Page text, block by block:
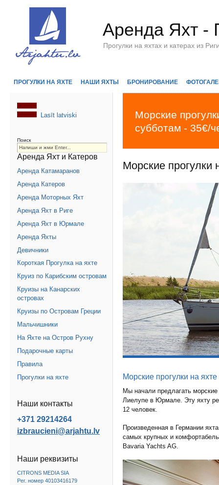
Аренда Яхт -
Прогулки на яхтах и катерах из
ПРОГУЛКИ НА ЯХТЕ НАШИ ЯХТЫ БРОНИРОВАНИЕ
Морские
субботам - 35€/
Морские прогулки
Морские прогулки на яхте
Мы начали предлагать морские
Лиелупе в Юрмале. Эту яхту
12 человек.
Произведенная в Германии
самых крупных и
Bavaria Yachts AG.
Lasīt latviski
Поиск
Аренда Яхт и Катеров
Аренда Катамаранов
Аренда Катеров
Аренда Моторных Яхт
Аренда Яхт в Риге
Аренда Яхт в Юрмале
Аренда Яхты
Девичники
Короткая Прогулка на яхте
Круиз по Карибским островам
Круизы на Канарских
островах
Круизы по Островам Греции
Мальчишники
На Яхте на Остров Рухну
Подарочные карты
Правила
Прогулки на яхте
Наши контакты
+371 29214264
izbraucieni@arjahtu.lv
Наши реквизиты
CITRONS MEDIA SIA
Рег. номер 40103416179